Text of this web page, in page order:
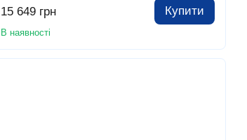
15 649 грн Купити
В наявності